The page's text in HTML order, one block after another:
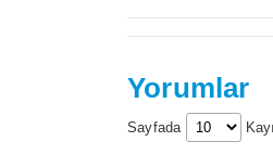
Yorumlar
Sayfada